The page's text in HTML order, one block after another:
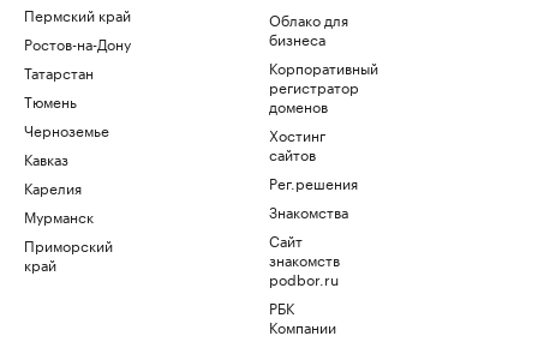
Пермский край
Ростов-на-Дону
Татарстан
Тюмень
Черноземье
Кавказ
Карелия
Мурманск
Приморский
край
Облако для
бизнеса
Корпоративный
регистратор
доменов
Хостинг
сайтов
Рег.решения
Знакомства
Сайт
знакомств
podbor.ru
РБК
Компании